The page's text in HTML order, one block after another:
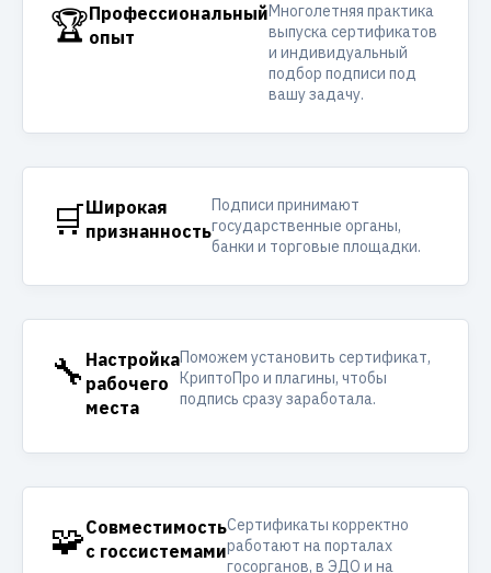
🏆Профессиональный
опыт
Многолетняя практика
выпуска сертификатов
и индивидуальный
подбор подписи под
вашу задачу.
🛒Широкая
признанность
Подписи принимают
государственные органы,
банки и торговые площадки.
🔧 Настройка
рабочего
места
Поможем установить сертификат,
КриптоПро и плагины, чтобы
подпись сразу заработала.
🧩Совместимость
с госсистемами
Сертификаты корректно
работают на порталах
госорганов, в ЭДО и на